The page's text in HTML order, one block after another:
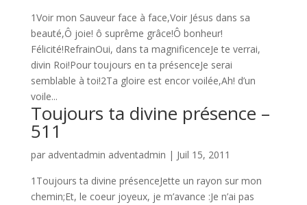
1Voir mon Sauveur face à face,Voir Jésus dans sa
beauté,Ô joie! ô suprême grâce!Ô bonheur!
Félicité!RefrainOui, dans ta magnificenceJe te verrai,
divin Roi!Pour toujours en ta présenceJe serai
semblable à toi!2Ta gloire est encor voilée,Ah! d’un
voile...
Toujours ta divine présence –
511
par adventadmin adventadmin | Juil 15, 2011
1Toujours ta divine présenceJette un rayon sur mon
chemin;Et, le coeur joyeux, je m’avance :Je n’ai pas